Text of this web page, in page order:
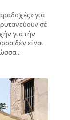
γιά
σέ
γιά τήν
δέν είναι